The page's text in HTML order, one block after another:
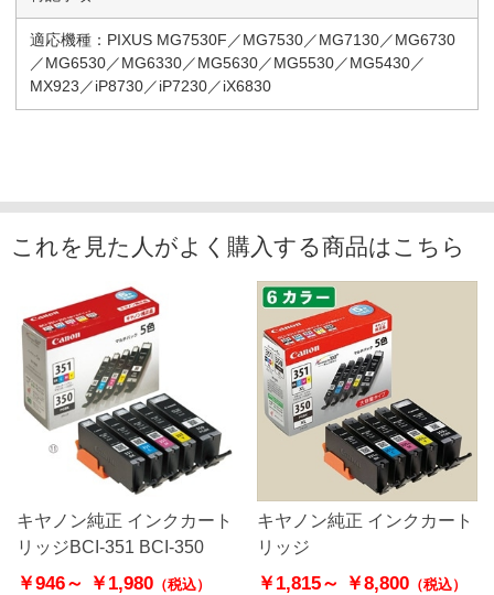
適応機種：PIXUS MG7530F／MG7530／MG7130／MG6730
／MG6530／MG6330／MG5630／MG5530／MG5430／
MX923／iP8730／iP7230／iX6830
これを見た人がよく購入する商品はこちら
キヤノン純正 インクカート
リッジBCI-351 BCI-350
￥946～ ￥1,980 （税込）
キヤノン純正 インクカート
リッジ
￥1,815～ ￥8,800（税込）